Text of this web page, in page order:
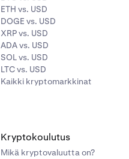
ETH vs. USD
DOGE vs. USD
XRP vs. USD
ADA vs. USD
SOL vs. USD
LTC vs. USD
Kaikki kryptomarkkinat
Kryptokoulutus
Mikä kryptovaluutta on?